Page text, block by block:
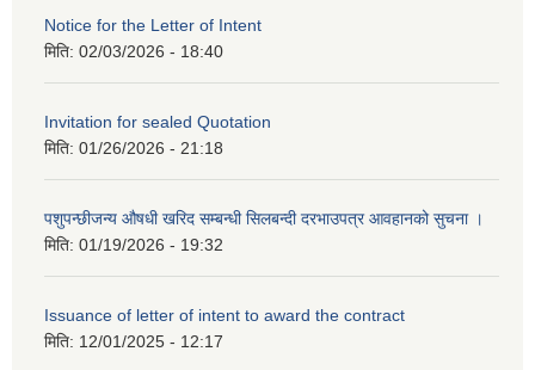
Notice for the Letter of Intent
मिति: 02/03/2026 - 18:40
Invitation for sealed Quotation
मिति: 01/26/2026 - 21:18
पशुपन्छीजन्य औषधी खरिद सम्बन्धी सिलबन्दी दरभाउपत्र आवहानको सुचना ।
मिति: 01/19/2026 - 19:32
Issuance of letter of intent to award the contract
मिति: 12/01/2025 - 12:17